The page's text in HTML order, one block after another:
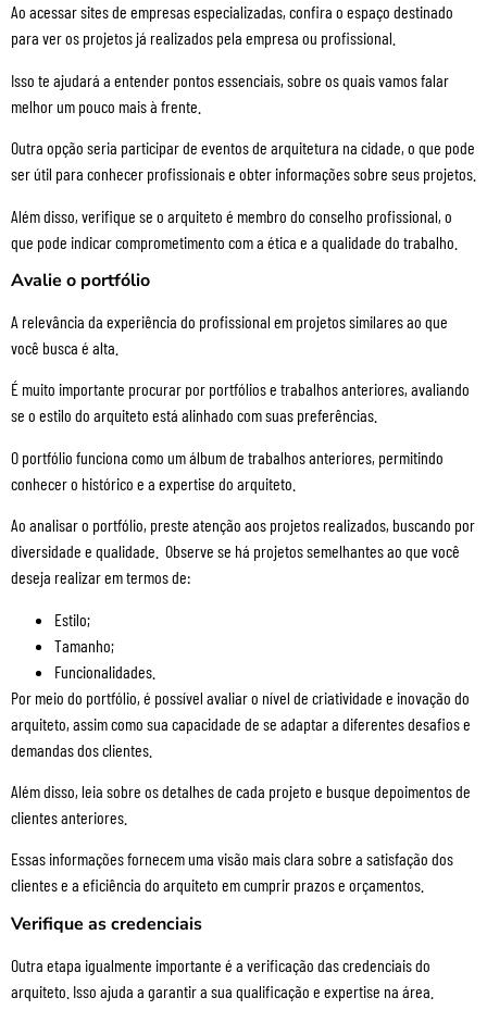
Ao acessar sites de empresas especializadas, confira o espaço destinado
para ver os projetos já realizados pela empresa ou profissional.
Isso te ajudará a entender pontos essenciais, sobre os quais vamos falar
melhor um pouco mais à frente.
Outra opção seria participar de eventos de arquitetura na cidade, o que pode
ser útil para conhecer profissionais e obter informações sobre seus projetos.
Além disso, verifique se o arquiteto é membro do conselho profissional, o
que pode indicar comprometimento com a ética e a qualidade do trabalho.
Avalie o portfólio
A relevância da experiência do profissional em projetos similares ao que
você busca é alta.
É muito importante procurar por portfólios e trabalhos anteriores, avaliando
se o estilo do arquiteto está alinhado com suas preferências.
O portfólio funciona como um álbum de trabalhos anteriores, permitindo
conhecer o histórico e a expertise do arquiteto.
Ao analisar o portfólio, preste atenção aos projetos realizados, buscando por
diversidade e qualidade. Observe se há projetos semelhantes ao que você
deseja realizar em termos de:
Estilo;
Tamanho;
Funcionalidades.
Por meio do portfólio, é possível avaliar o nível de criatividade e inovação do
arquiteto, assim como sua capacidade de se adaptar a diferentes desafios e
demandas dos clientes.
Além disso, leia sobre os detalhes de cada projeto e busque depoimentos de
clientes anteriores.
Essas informações fornecem uma visão mais clara sobre a satisfação dos
clientes e a eficiência do arquiteto em cumprir prazos e orçamentos.
Verifique as credenciais
Outra etapa igualmente importante é a verificação das credenciais do
arquiteto. Isso ajuda a garantir a sua qualificação e expertise na área.